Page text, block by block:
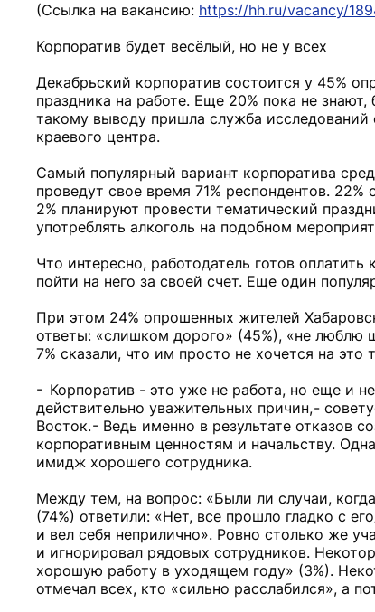
(Ссылка на вакансию: https://hh.ru/vacancy/
Корпоратив будет весёлый, но не у всех
Декабрьский корпоратив состоится у 45%
праздника на работе. Еще 20% пока не
такому выводу пришла служба исследований
краевого центра.
Самый популярный вариант корпоратива
проведут свое время 71% респондентов.
2% планируют провести тематический
употреблять алкоголь на подобном
Что интересно, работодатель готов
пойти на него за своей счет. Еще один
При этом 24% опрошенных жителей
ответы: «слишком дорого» (45%), «не люблю
7% сказали, что им просто не хочется на это
- Корпоратив - это уже не работа, но еще и
действительно уважительных причин, -
Восток. - Ведь именно в результате отказов
корпоративным ценностям и начальству.
имидж хорошего сотрудника.
Между тем, на вопрос: «Были ли случаи,
(74%) ответили: «Нет, все прошло гладко с
и вел себя неприлично». Ровно столько же
и игнорировал рядовых сотрудников.
хорошую работу в уходящем году» (3%).
отмечал всех, кто «сильно расслабился», а